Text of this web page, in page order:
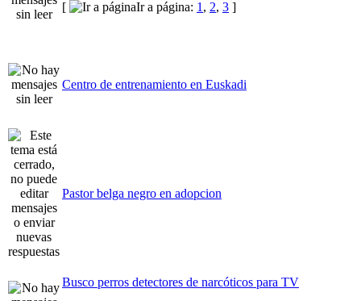
[
Ir a página: 1 , 2, 3 ]
Centro de entrenamiento en Euskadi
Pastor belga negro en adopcion
Busco perros detectores de narcóticos para TV